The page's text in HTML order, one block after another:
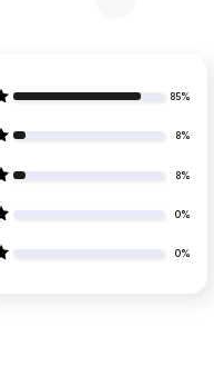
85%
8%
8%
0%
0%